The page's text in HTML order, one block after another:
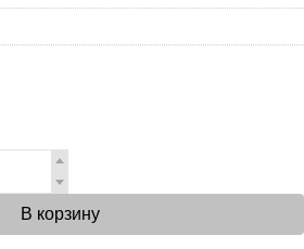
В корзину